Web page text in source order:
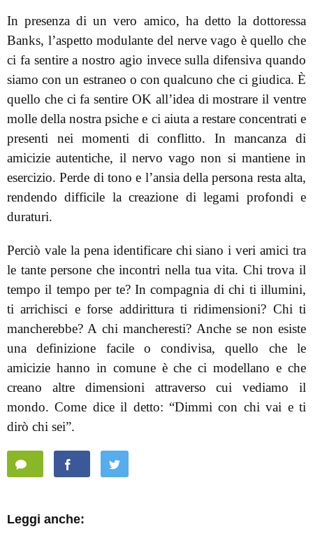
In presenza di un vero amico, ha detto la dottoressa
Banks, l’aspetto modulante del nerve vago è quello che
ci fa sentire a nostro agio invece sulla difensiva quando
siamo con un estraneo o con qualcuno che ci giudica. È
quello che ci fa sentire OK all’idea di mostrare il ventre
molle della nostra psiche e ci aiuta a restare concentrati e
presenti nei momenti di conflitto. In mancanza di
amicizie autentiche, il nervo vago non si mantiene in
esercizio. Perde di tono e l’ansia della persona resta alta,
rendendo difficile la creazione di legami profondi e
duraturi.
Perciò vale la pena identificare chi siano i veri amici tra
le tante persone che incontri nella tua vita. Chi trova il
tempo il tempo per te? In compagnia di chi ti illumini,
ti arrichisci e forse addirittura ti ridimensioni? Chi ti
mancherebbe? A chi mancheresti? Anche se non esiste
una definizione facile o condivisa, quello che le
amicizie hanno in comune è che ci modellano e che
creano altre dimensioni attraverso cui vediamo il
mondo. Come dice il detto: “Dimmi con chi vai e ti
dirò chi sei”.
Leggi anche: